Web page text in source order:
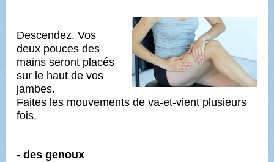
Descendez. Vos
deux pouces des
mains seront placés
sur le haut de vos
jambes.
Faites les mouvements de va-et-vient plusieurs
fois.
- des genoux